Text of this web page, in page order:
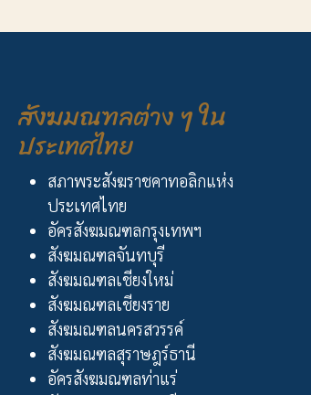
สังฆมณฑลต่าง ๆ ใน
ประเทศไทย
สภาพระสังฆราชคาทอลิกแห่ง
ประเทศไทย
อัครสังฆมณฑลกรุงเทพฯ
สังฆมณฑลจันทบุรี
สังฆมณฑลเชียงใหม่
สังฆมณฑลเชียงราย
สังฆมณฑลนครสวรรค์
สังฆมณฑลสุราษฎร์ธานี
อัครสังฆมณฑลท่าแร่